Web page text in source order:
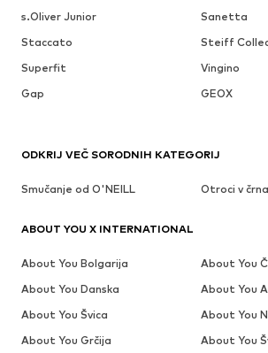
s.Oliver Junior
Sanetta
Staccato
Steiff
Superfit
Vingino
Gap
GEOX
ODKRIJ VEČ SORODNIH KATEGORIJ
Smučanje od O'NEILL Otroci v črna
ABOUT YOU X INTERNATIONAL
About You Bolgarija
About You
About You Danska
About You
About You Švica
About You
About You Grčija
About You